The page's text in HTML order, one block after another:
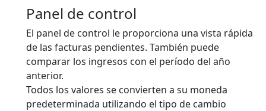
Panel de control
El panel de control le proporciona una vista rápida
de las facturas pendientes. También puede
comparar los ingresos con el período del año
anterior.
Todos los valores se convierten a su moneda
predeterminada utilizando el tipo de cambio